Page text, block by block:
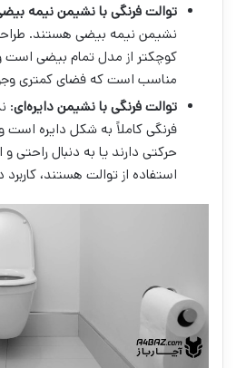
توالت فرنگی با نشیمن نیمه
نشیمن نیمه بیضی هستند.
کوچکتر از مدل تمام بیضی
مناسب است که فضای کمتری
توالت فرنگی با نشیمن دایره‌ای:
فرنگی کاملاً به شکل دایره است
حرکتی دارند یا به ‌دنبال راحتی
استفاده از توالت هستند، کاربرد